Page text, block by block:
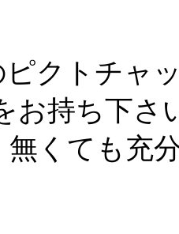
ピクトチャ
お持ち下さ
無くても充